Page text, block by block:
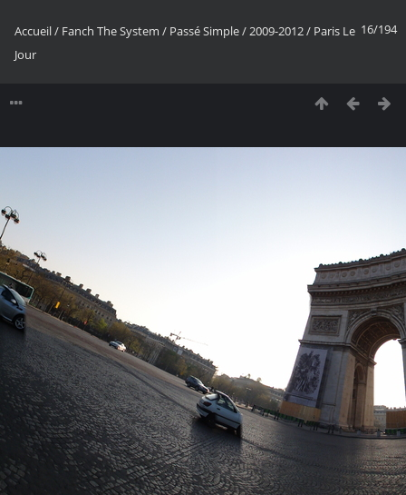
16/194
Accueil/ Fanch The System / Passé Simple/2009-2012/ Paris Le
Jour